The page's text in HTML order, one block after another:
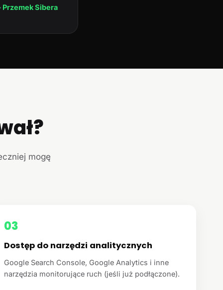
Sibera
mogę
03
Dostęp do narzędzi analitycznych
Google Search Console, Google Analytics i inne
narzędzia monitorujące ruch (jeśli już podłączone).